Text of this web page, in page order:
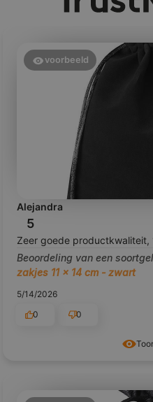
voorbeeld
Alejandra
5
Zeer goede productkwaliteit,
Beoordeling van een
zakjes 11 x 14 cm - zwart
5/14/2026
0
0